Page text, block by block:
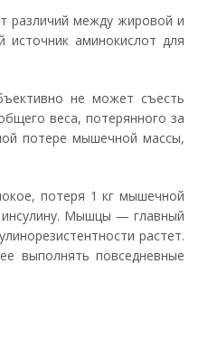
различий между жировой и
аминокислот для
не может съесть
веса, потерянного за
потере мышечной массы,
потеря 1 кг мышечной
инсулину. Мышцы — главный
растет.
выполнять повседневные